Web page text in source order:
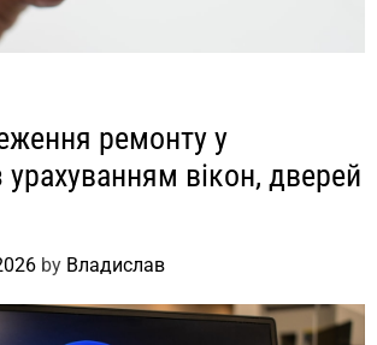
ремонту у
урахуванням вікон, дверей
by Владислав